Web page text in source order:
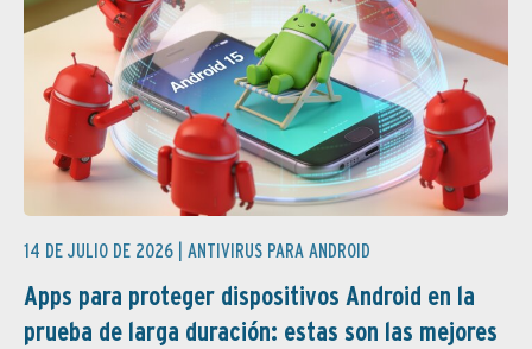
14 DE JULIO DE 2026 | ANTIVIRUS PARA ANDROID
Apps para proteger dispositivos Android en la
prueba de larga duración: estas son las mejores